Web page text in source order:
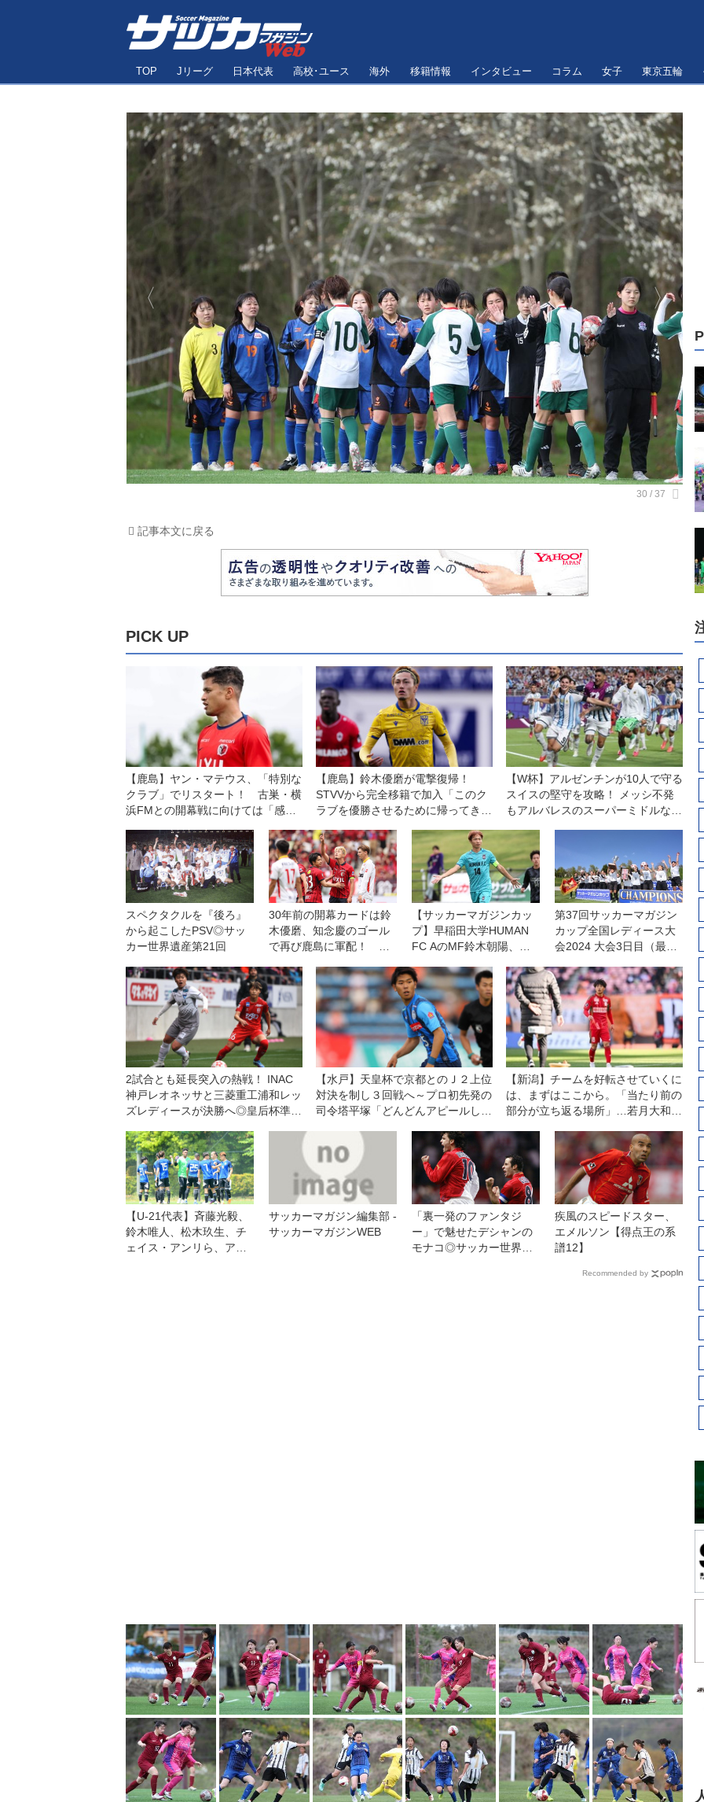
TOP Jリーグ 日本代表 高校･ユース 海外 移籍情報 インタビュー コラム 女子 東京五輪
記事本文に戻る
PICK UP
【鹿島】ヤン・マテウス、「特別な
クラブ」でリスタート！ 古巣・横
浜FMとの開幕戦に向けては「感情
い！」
【鹿島】鈴木優磨が電撃復帰！
STVVから完全移籍で加入「このク
ラブを優勝させるために帰ってきま
【W杯】アルゼンチンが10人で守る
スイスの堅守を攻略！ メッシ不発
もアルバレスのスーパーミドルなど
スペクタクルを『後ろ』
から起こしたPSV◎サッ
カー世界遺産第21回
30年前の開幕カードは鈴
木優磨、知念慶のゴール
で再び鹿島に軍配！ 名
【J1第13節】
【サッカーマガジンカッ
プ】早稲田大学HUMAN
FC AのMF鈴木朝陽、初
「練習から雰囲気を変え
て取り組んできた」
第37回サッカーマガジン
カップ全国レディース大
会2024 大会3日目（最終
2試合とも延長突入の熱戦！ INAC
神戸レオネッサと三菱重工浦和レッ
ズレディースが決勝へ◎皇后杯準決
【水戸】天皇杯で京都とのＪ２上位
対決を制し３回戦へ～プロ初先発の
司令塔平塚「どんどんアピールした
【新潟】チームを好転させていくに
は、まずはここから。「当たり前の
部分が立ち返る場所」…若月大和の
【U-21代表】斉藤光毅、
鈴木唯人、松木玖生、チ
ェイス・アンリら、アジ
サッカーマガジン編集部 -
サッカーマガジンWEB
「裏一発のファンタジ
ー」で魅せたデシャンの
モナコ◎サッカー世界遺
疾風のスピードスター、
エメルソン【得点王の系
譜12】
Recommended by